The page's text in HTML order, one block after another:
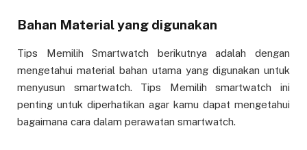
Bahan Material yang digunakan
Tips Memilih Smartwatch berikutnya adalah dengan
mengetahui material bahan utama yang digunakan untuk
menyusun smartwatch. Tips Memilih smartwatch ini
penting untuk diperhatikan agar kamu dapat mengetahui
bagaimana cara dalam perawatan smartwatch.